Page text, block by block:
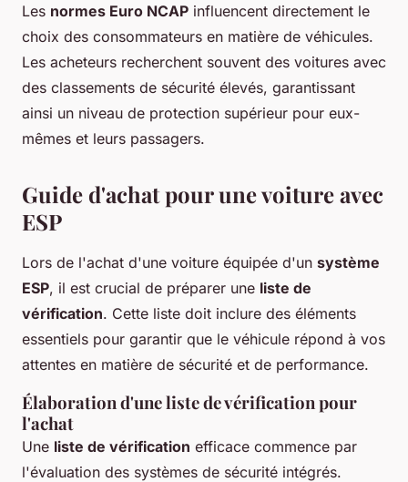
Les normes Euro NCAP influencent directement le
choix des consommateurs en matière de véhicules.
Les acheteurs recherchent souvent des voitures avec
des classements de sécurité élevés, garantissant
ainsi un niveau de protection supérieur pour eux-
mêmes et leurs passagers.
Guide d'achat pour une voiture avec
ESP
Lors de l'achat d'une voiture équipée d'un système
ESP, il est crucial de préparer une liste de
vérification. Cette liste doit inclure des éléments
essentiels pour garantir que le véhicule répond à vos
attentes en matière de sécurité et de performance.
Élaboration d'une liste de vérification pour
l'achat
Une liste de vérification efficace commence par
l'évaluation des systèmes de sécurité intégrés.